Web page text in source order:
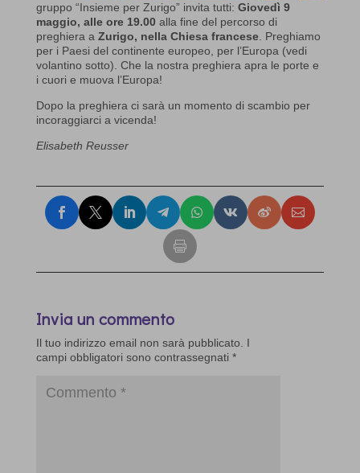
gruppo “Insieme per Zurigo” invita tutti: Giovedì 9
maggio, alle ore 19.00 alla fine del percorso di
preghiera a Zurigo, nella Chiesa francese. Preghiamo
per i Paesi del continente europeo, per l’Europa (vedi
volantino sotto). Che la nostra preghiera apra le porte e
i cuori e muova l’Europa!
Dopo la preghiera ci sarà un momento di scambio per
incoraggiarci a vicenda!
Elisabeth Reusser
Invia un commento
Il tuo indirizzo email non sarà pubblicato.
I
campi obbligatori sono contrassegnati *